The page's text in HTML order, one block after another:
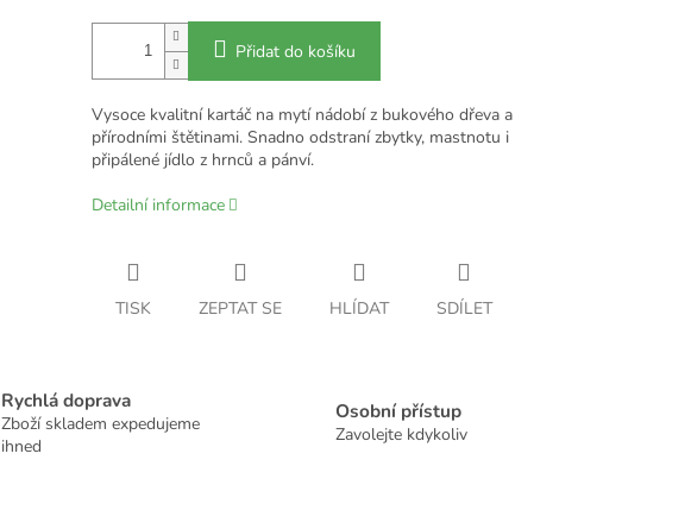
Přidat do košíku
Vysoce kvalitní kartáč na mytí nádobí z bukového dřeva a
přírodními štětinami. Snadno odstraní zbytky, mastnotu i
připálené jídlo z hrnců a pánví.
Detailní informace
TISK ZEPTAT SE HLÍDAT SDÍLET
Rychlá doprava
Zboží skladem expedujeme
ihned
Osobní přístup
Zavolejte kdykoliv